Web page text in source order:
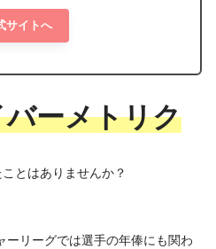
サイトへ
ーメトリク
とはありませんか？
ーリーグでは選手の年俸にも関わ